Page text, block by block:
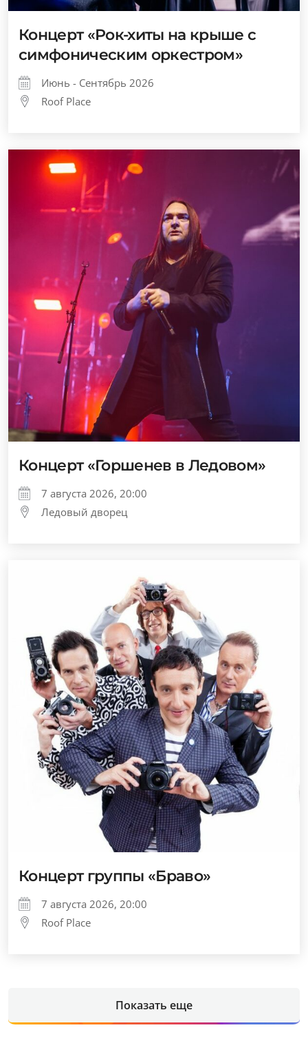
Концерт «Рок-хиты на крыше с
симфоническим оркестром»
Июнь - Сентябрь 2026
Roof Place
Концерт «Горшенев в Ледовом»
7 августа 2026, 20:00
Ледовый дворец
Концерт группы «Браво»
7 августа 2026, 20:00
Roof Place
Показать еще